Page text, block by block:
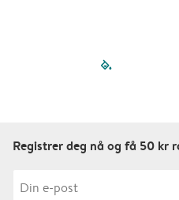
filled-
Registrer deg nå og få 50 kr